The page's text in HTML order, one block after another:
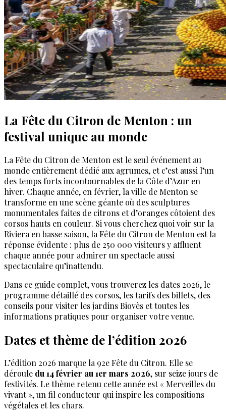
La Fête du Citron de Menton : un
festival unique au monde
La Fête du Citron de Menton est le seul événement au
monde entièrement dédié aux agrumes, et c’est aussi l’un
des temps forts incontournables de la Côte d’Azur en
hiver. Chaque année, en février, la ville de Menton se
transforme en une scène géante où des sculptures
monumentales faites de citrons et d’oranges côtoient des
corsos hauts en couleur. Si vous cherchez quoi voir sur la
Riviera en basse saison, la Fête du Citron de Menton est la
réponse évidente : plus de 250 000 visiteurs y affluent
chaque année pour admirer un spectacle aussi
spectaculaire qu’inattendu.
Dans ce guide complet, vous trouverez les dates 2026, le
programme détaillé des corsos, les tarifs des billets, des
conseils pour visiter les jardins Biovès et toutes les
informations pratiques pour organiser votre venue.
Dates et thème de l’édition 2026
L’édition 2026 marque la 92e Fête du Citron. Elle se
déroule du 14 février au 1er mars 2026, sur seize jours de
festivités. Le thème retenu cette année est « Merveilles du
vivant », un fil conducteur qui inspire les compositions
végétales et les chars.